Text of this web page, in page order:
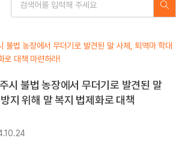
시 불법 농장에서 무더기로 발견된 말
지 위해 말 복지 법제화로 대책